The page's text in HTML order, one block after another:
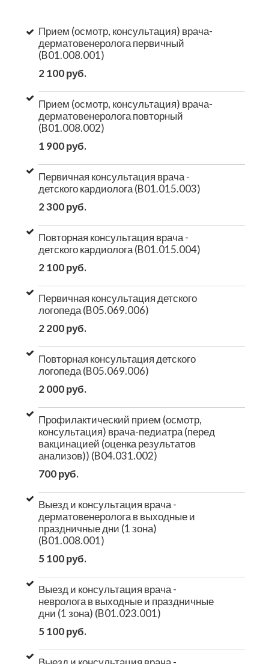
Прием (осмотр, консультация) врача-
дерматовенеролога первичный
(B01.008.001)
2 100 руб.
Прием (осмотр, консультация) врача-
дерматовенеролога повторный
(B01.008.002)
1 900 руб.
Первичная консультация врача -
детского кардиолога (B01.015.003)
2 300 руб.
Повторная консультация врача -
детского кардиолога (B01.015.004)
2 100 руб.
Первичная консультация детского
логопеда (B05.069.006)
2 200 руб.
Повторная консультация детского
логопеда (B05.069.006)
2 000 руб.
Профилактический прием (осмотр,
консультация) врача-педиатра (перед
вакцинацией (оценка результатов
анализов)) (B04.031.002)
700 руб.
Выезд и консультация врача -
дерматовенеролога в выходные и
праздничные дни (1 зона)
(B01.008.001)
5 100 руб.
Выезд и консультация врача -
невролога в выходные и праздничные
дни (1 зона) (B01.023.001)
5 100 руб.